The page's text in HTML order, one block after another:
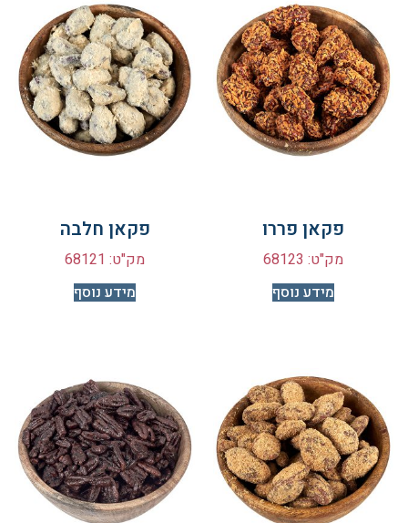
פקאן פררו
מק"ט: 68123
מידע נוסף
פקאן חלבה
מק"ט: 68121
מידע נוסף